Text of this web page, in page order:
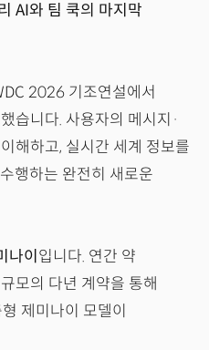
AI와 팀 쿡의 마지막
2026 기조연설에서
습니다. 사용자의 메시지·
해하고, 실시간 세계 정보를
행하는 완전히 새로운
나이 입니다. 연간 약
모의 다년 계약을 통해
제미나이 모델이